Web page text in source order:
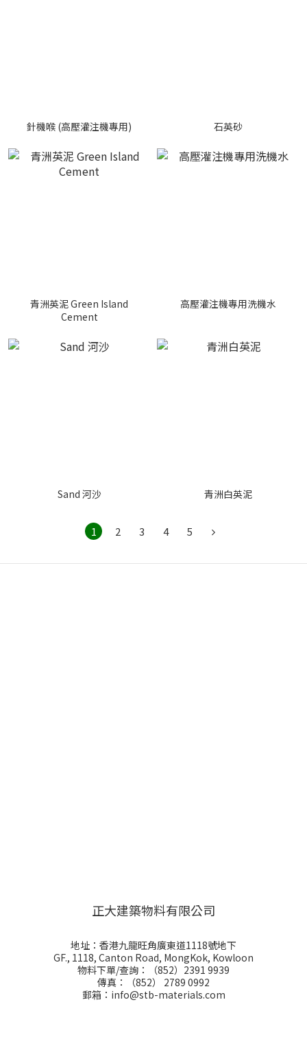
針機喉 (高壓灌注機專用) 石英砂
青洲英泥 Green Island
Cement
高壓灌注機專用洗機水
Sand 河沙 青洲白英泥
1 2 3 4 5
正大建築物料有限公司
地址：香港九龍旺角廣東道1118號地下
GF., 1118, Canton Road, MongKok, Kowloon
物料下單/查詢：（852）2391 9939
傳真：（852） 2789 0992
郵箱：info@stb-materials.com